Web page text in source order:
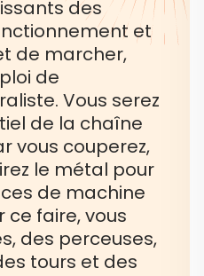
des
et
de marcher,
de
Vous serez
de la chaîne
vous couperez,
le métal pour
de machine
ce faire, vous
des perceuses,
tours et des